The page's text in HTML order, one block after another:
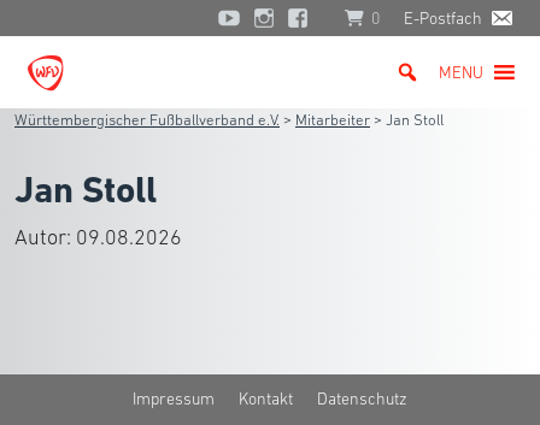
0 E-Postfach
MENU
Württembergischer Fußballverband e.V. > Mitarbeiter > Jan Stoll
Jan Stoll
Autor: 09.08.2026
Impressum Kontakt Datenschutz